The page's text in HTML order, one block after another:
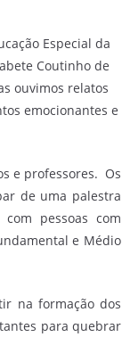
Especial da
Coutinho de
ouvimos relatos
emocionantes e
e professores. Os
de uma palestra
pessoas com
e Médio
na formação dos
para quebrar